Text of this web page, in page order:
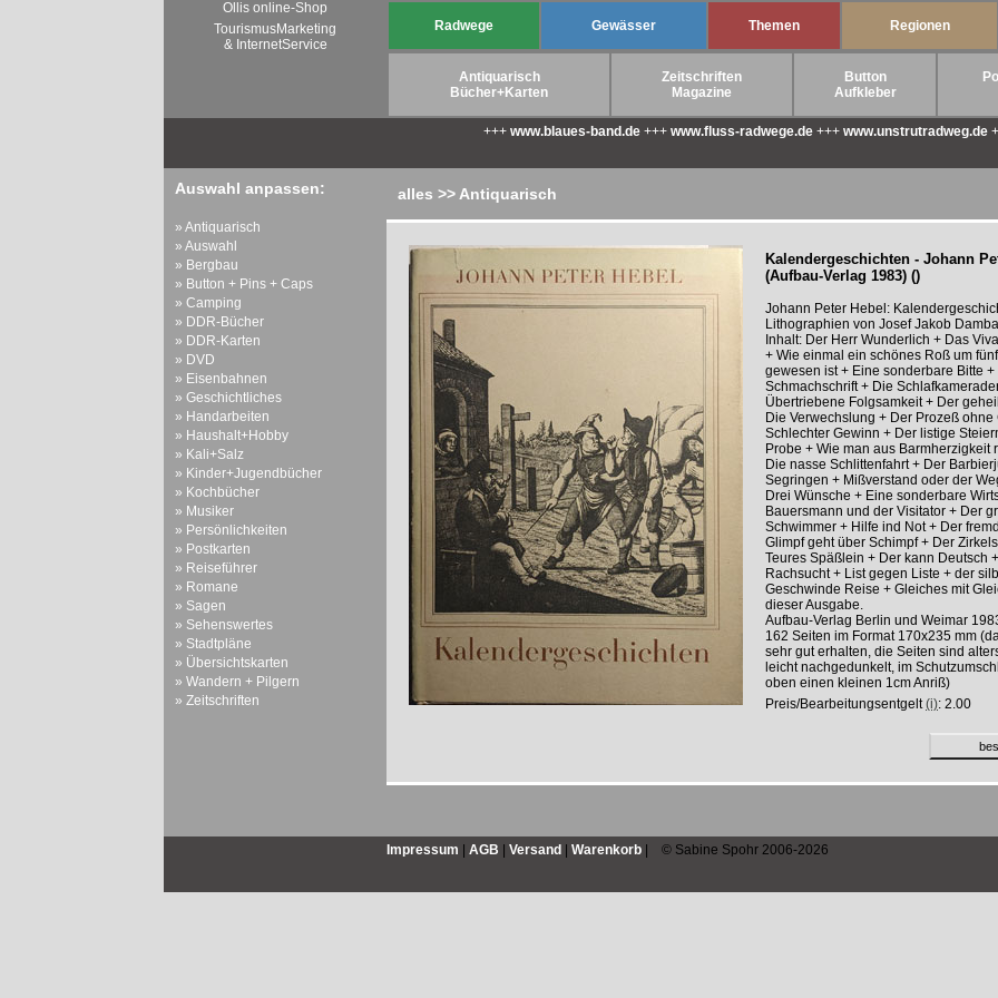
Ollis online-Shop
TourismusMarketing
& InternetService
Radwege Gewässer Themen Regionen
Antiquarisch
Bücher+Karten
Zeitschriften
Magazine
Button
Aufkleber
+++ www.blaues-band.de+++ www.fluss-radwege.de+++ www.unstrutradweg.de
Auswahl anpassen:
» Antiquarisch
» Auswahl
» Bergbau
» Button + Pins + Caps
» Camping
» DDR-Bücher
» DDR-Karten
» DVD
» Eisenbahnen
» Geschichtliches
» Handarbeiten
» Haushalt+Hobby
» Kali+Salz
» Kinder+Jugendbücher
» Kochbücher
» Musiker
» Persönlichkeiten
» Postkarten
» Reiseführer
» Romane
» Sagen
» Sehenswertes
» Stadtpläne
» Übersichtskarten
» Wandern + Pilgern
» Zeitschriften
alles >> Antiquarisch
Kalendergeschichten - Johann
(Aufbau-Verlag 1983) ()
Johann Peter Hebel:
Lithographien von Josef Jakob
Inhalt: Der Herr Wunderlich + Das
+ Wie einmal ein schönes Roß um
gewesen ist + Eine sonderbare Bitte +
Schmachschrift + Die
Übertriebene Folgsamkeit + Der
Die Verwechslung + Der Prozeß ohne
Schlechter Gewinn + Der listige
Probe + Wie man aus Barmherzigkeit
Die nasse Schlittenfahrt + Der
Segringen + Mißverstand oder der
Drei Wünsche + Eine sonderbare
Bauersmann und der Visitator + Der
Schwimmer + Hilfe ind Not + Der
Glimpf geht über Schimpf + Der
Teures Späßlein + Der kann Deutsch
Rachsucht + List gegen Liste + der
Geschwinde Reise + Gleiches mit
dieser Ausgabe.
Aufbau-Verlag Berlin und Weimar
162 Seiten im Format 170x235 mm
sehr gut erhalten, die Seiten sind
leicht nachgedunkelt, im
oben einen kleinen 1cm Anriß)
Preis/Bearbeitungsentgelt(i): 2.00
Impressum AGB Versand Warenkorb | © Sabine Spohr 2006-2026